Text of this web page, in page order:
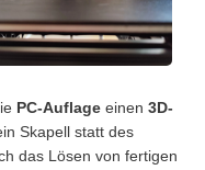
PC-Auflage einen 3D-
Skapell statt des
das Lösen von fertigen